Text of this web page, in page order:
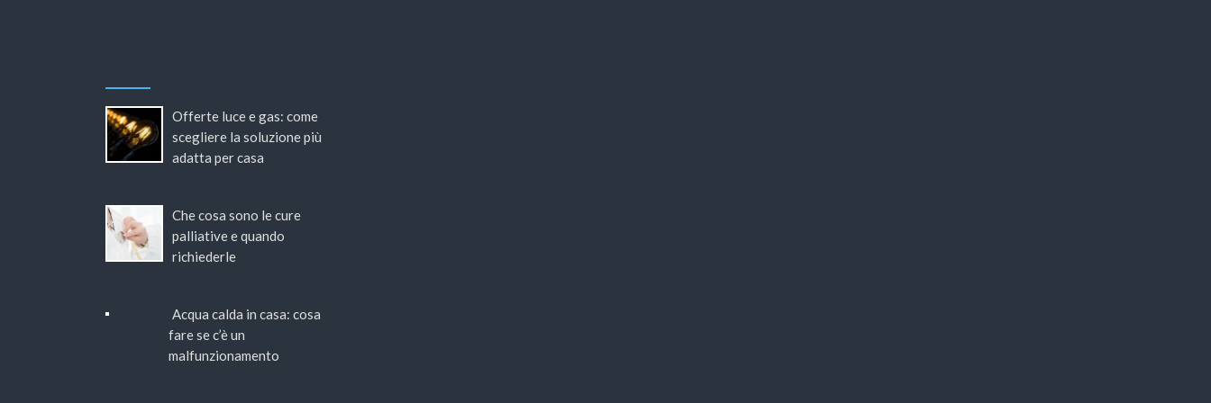
Offerte luce e gas: come
scegliere la soluzione più
adatta per casa
Che cosa sono le cure
palliative e quando
richiederle
Acqua calda in casa: cosa
fare se c’è un
malfunzionamento